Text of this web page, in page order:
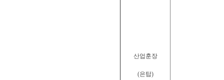
산업훈장
(은탑)